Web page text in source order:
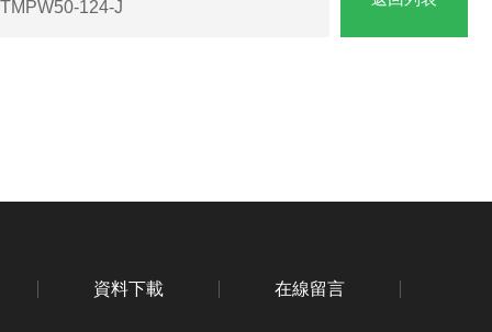
124-J
資料下載 在線留言